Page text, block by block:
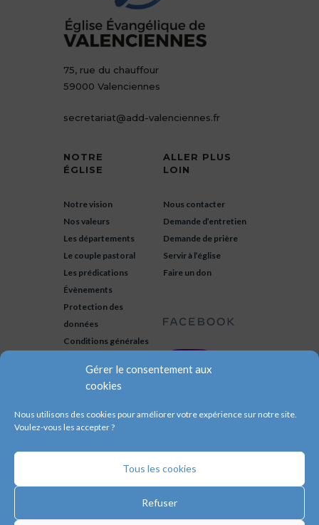
Gérer le consentement aux
cookies
Nous utilisons des cookies pour améliorer votre expérience sur notre site.
Voulez-vous les accepter ?
Tous les cookies
Refuser
75, rue du chauffour
59000 Valenciennes
secretariat@add-valenciennes.fr
NOTRE
ÉGLISE
Notre vision
Nos valeurs
Les départements
Le couple pastoral
Les prédications
Évènements
Protection des
données
Conditions générales
ALLER PLUS
LOIN
Nous contacter
Demande d’entretien
Demande de prière
Servir à l’église
Faire un don